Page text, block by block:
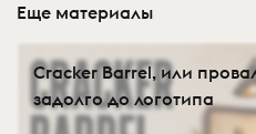
Еще материалы
Cracker Barrel, или
задолго до логотипа